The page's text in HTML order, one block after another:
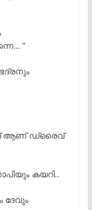
”
ആണ് ഡ്രൈവ്
കയറി..
ദേവും